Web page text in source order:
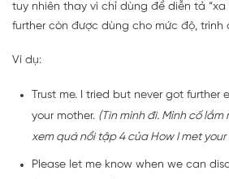
tuy nhiên thay vì chỉ dùng để diễn tả “xa
further còn được dùng cho mức độ, trình
Ví dụ:
Trust me. I tried but never got further
your mother. (Tin mình đi. Mình cố
xem quá nổi tập 4 của How I met your
Please let me know when we can